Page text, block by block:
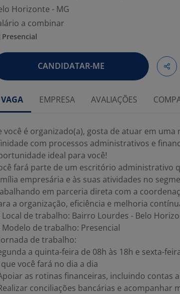
Horizonte - MG
a combinar
Presencial
CANDIDATAR-ME
VAGA EMPRESA AVALIAÇÕES
você é organizado(a), gosta de atuar em
com processos administrativos e
ideal para você!
fará parte de um escritório administrativo
empresária e às suas atividades no
em parceria direta com a
a organização, eficiência e melhoria
Local de trabalho: Bairro Lourdes - Belo
Modelo de trabalho: Presencial
de trabalho:
a quinta-feira de 08h às 18h e sexta-
que você fará no dia a dia
as rotinas financeiras, incluindo contas
conciliações bancárias e acompanhar